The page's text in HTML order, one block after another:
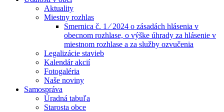
Aktuality
Miestny rozhlas
Smernica č. 1 ⁄ 2024 o zásadách hlásenia v
obecnom rozhlase, o výške úhrady za hlásenie v
miestnom rozhlase a za služby ozvučenia
Legalizácie stavieb
Kalendár akcií
Fotogaléria
Naše noviny
Samospráva
Úradná tabuľa
Starosta obce